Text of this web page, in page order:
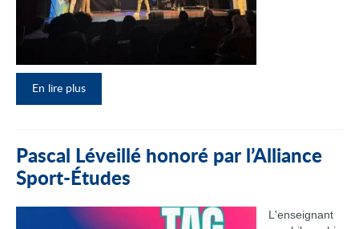
En lire plus
Pascal Léveillé honoré par l’Alliance
Sport-Études
L'enseignant